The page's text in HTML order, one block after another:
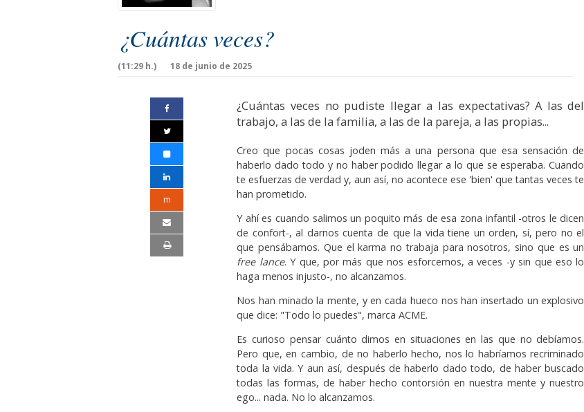
¿Cuántas veces?
18 de junio de 2025
(11:29 h.)
m
¿Cuántas veces no pudiste llegar a las expectativas? A las del
trabajo, a las de la familia, a las de la pareja, a las propias...
Creo que pocas cosas joden más a una persona que esa sensación de
haberlo dado todo y no haber podido llegar a lo que se esperaba. Cuando
te esfuerzas de verdad y, aun así, no acontece ese 'bien' que tantas veces te
han prometido.
Y ahí es cuando salimos un poquito más de esa zona infantil -otros le dicen
de confort-, al darnos cuenta de que la vida tiene un orden, sí, pero no el
que pensábamos. Que el karma no trabaja para nosotros, sino que es un
free lance. Y que, por más que nos esforcemos, a veces -y sin que eso lo
haga menos injusto-, no alcanzamos.
Nos han minado la mente, y en cada hueco nos han insertado un explosivo
que dice: "Todo lo puedes", marca ACME.
Es curioso pensar cuánto dimos en situaciones en las que no debíamos.
Pero que, en cambio, de no haberlo hecho, nos lo habríamos recriminado
toda la vida. Y aun así, después de haberlo dado todo, de haber buscado
todas las formas, de haber hecho contorsión en nuestra mente y nuestro
ego... nada. No lo alcanzamos.